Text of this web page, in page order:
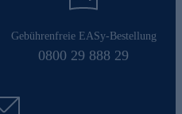
Gebührenfreie EASy-Bestellung
0800 29 888 29